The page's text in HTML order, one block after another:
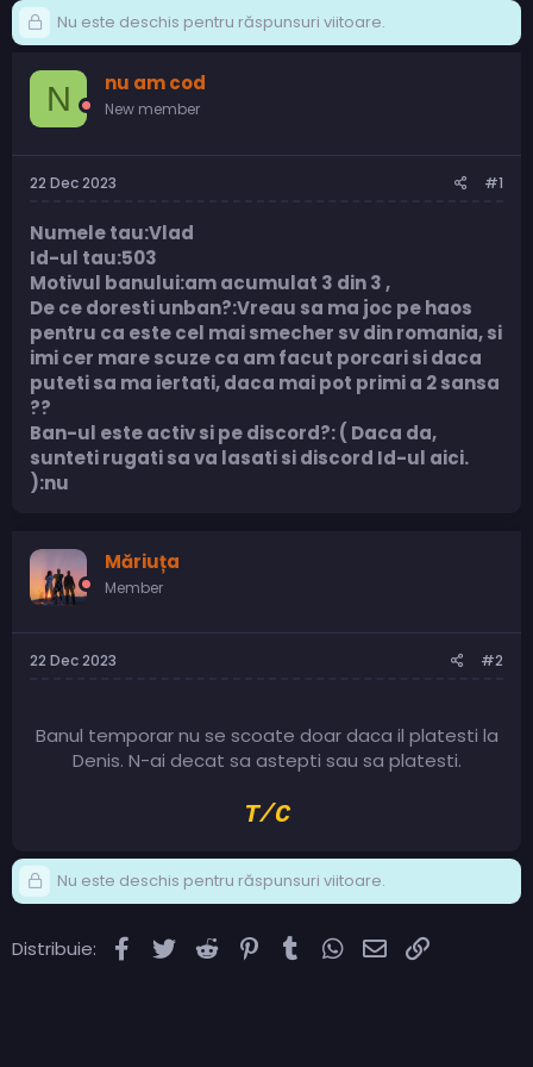
Nu este deschis pentru răspunsuri viitoare.
N nu am cod
New member
22 Dec 2023 #1
Numele tau:Vlad
Id-ul tau:503
Motivul banului:am acumulat 3 din 3 ,
De ce doresti unban?:Vreau sa ma joc pe haos
pentru ca este cel mai smecher sv din romania, si
imi cer mare scuze ca am facut porcari si daca
puteti sa ma iertati, daca mai pot primi a 2 sansa
??
Ban-ul este activ si pe discord?: ( Daca da,
sunteti rugati sa va lasati si discord Id-ul aici.
):nu
Măriuța
Member
22 Dec 2023 #2
Banul temporar nu se scoate doar daca il platesti la
Denis. N-ai decat sa astepti sau sa platesti.
T/C
Nu este deschis pentru răspunsuri viitoare.
Distribuie: Facebook
TwitterReddit PinterestTumblrWhatsApp
Email